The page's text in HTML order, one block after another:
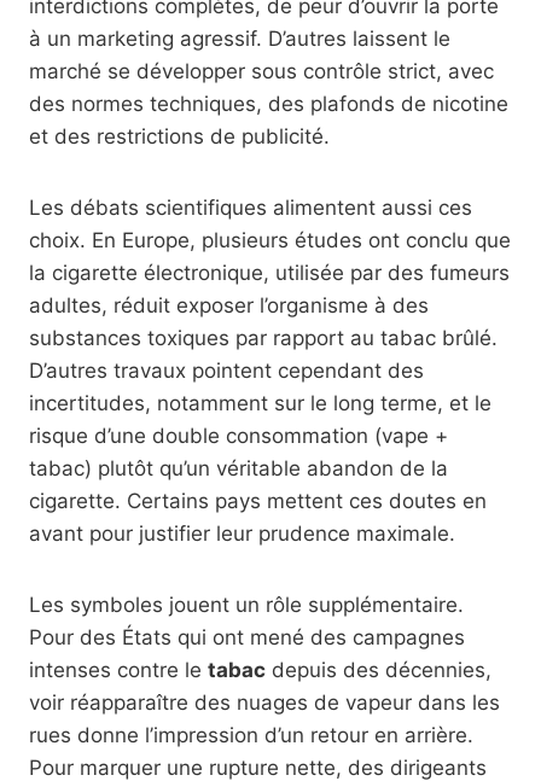
interdictions complètes, de peur d’ouvrir la porte
à un marketing agressif. D’autres laissent le
marché se développer sous contrôle strict, avec
des normes techniques, des plafonds de nicotine
et des restrictions de publicité.
Les débats scientifiques alimentent aussi ces
choix. En Europe, plusieurs études ont conclu que
la cigarette électronique, utilisée par des fumeurs
adultes, réduit exposer l’organisme à des
substances toxiques par rapport au tabac brûlé.
D’autres travaux pointent cependant des
incertitudes, notamment sur le long terme, et le
risque d’une double consommation (vape +
tabac) plutôt qu’un véritable abandon de la
cigarette. Certains pays mettent ces doutes en
avant pour justifier leur prudence maximale.
Les symboles jouent un rôle supplémentaire.
Pour des États qui ont mené des campagnes
intenses contre le tabac depuis des décennies,
voir réapparaître des nuages de vapeur dans les
rues donne l’impression d’un retour en arrière.
Pour marquer une rupture nette, des dirigeants